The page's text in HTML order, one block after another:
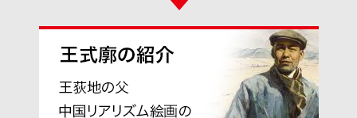
ッズの紹介と販売
MAKYO美術館取扱い画家
東強のご紹介
三浦ひろみのご紹介
髙濱英俊のご紹介